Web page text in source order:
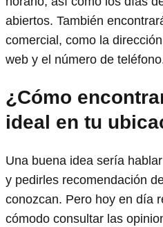
abiertos. También
comercial, como la
web y el número de
¿Cómo
ideal en tu
Una buena idea sería
y pedirles recomendación
conozcan. Pero hoy en día
cómodo consultar las